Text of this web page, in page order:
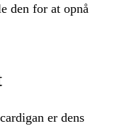
den for at opnå
er dens